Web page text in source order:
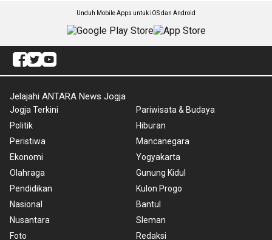
Unduh Mobile Apps untuk iOS dan Android
Jelajahi ANTARA News Jogja
Jogja Terkini
Politik
Peristiwa
Ekonomi
Olahraga
Pendidikan
Nasional
Nusantara
Foto
Pariwisata & Budaya
Hiburan
Mancanegara
Yogyakarta
Gunung Kidul
Kulon Progo
Bantul
Sleman
Redaksi